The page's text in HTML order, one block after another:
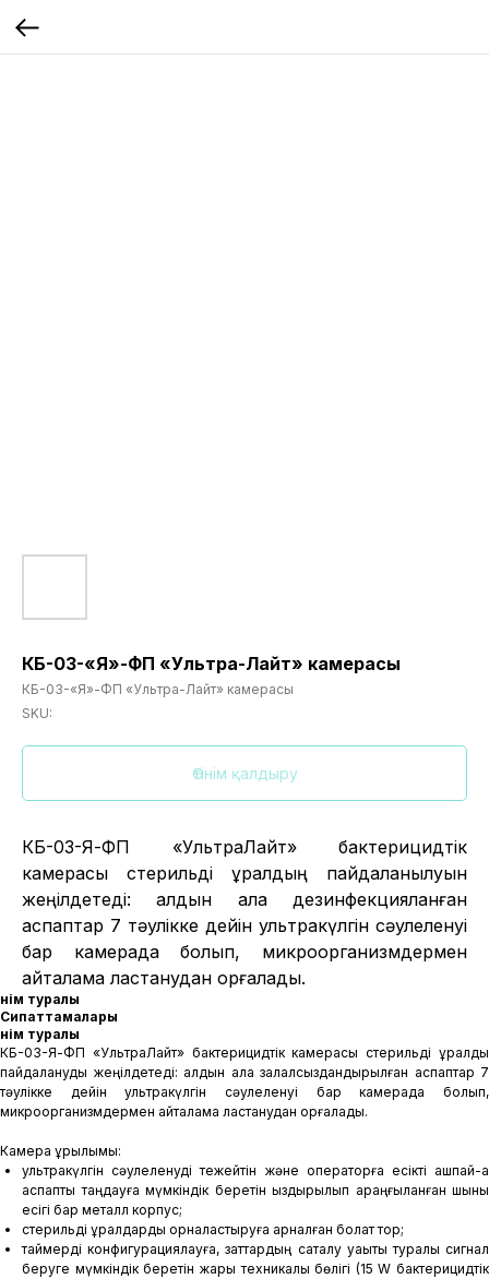
КБ-03-«Я»-ФП «Ультра-Лайт» камерасы
КБ-03-«Я»-ФП «Ультра-Лайт» камерасы
SKU:
Өтінім қалдыру
КБ-03-Я-ФП «УльтраЛайт» бактерицидтік
камерасы стерильді құралдың пайдаланылуын
жеңілдетеді: алдын ала дезинфекцияланған
аспаптар 7 тәулікке дейін ультракүлгін сәулеленуі
бар камерада болып, микроорганизмдермен
қайталама ластанудан қорғалады.
Өнім туралы
Сипаттамалары
Өнім туралы
КБ-03-Я-ФП «УльтраЛайт» бактерицидтік камерасы стерильді құралды
пайдалануды жеңілдетеді: алдын ала залалсыздандырылған аспаптар 7
тәулікке дейін ультракүлгін сәулеленуі бар камерада болып,
микроорганизмдермен қайталама ластанудан қорғалады.
Камера құрылымы:
ультракүлгін сәулеленуді тежейтін және операторға есікті ашпай-ақ
аспапты таңдауға мүмкіндік беретін қыздырылып қараңғыланған шыны
есігі бар металл корпус;
стерильді құралдарды орналастыруға арналған болат тор;
таймерді конфигурациялауға, заттардың сақталу уақыты туралы сигнал
беруге мүмкіндік беретін жарық техникалық бөлігі (15 W бактерицидтік